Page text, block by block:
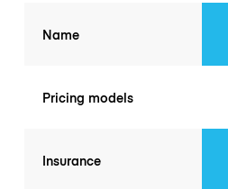
Name
Pricing models
Insurance